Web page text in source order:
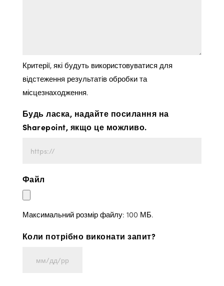
Критерії, які будуть використовуватися для
відстеження результатів обробки та
місцезнаходження.
Будь ласка, надайте посилання на
Sharepoint, якщо це можливо.
Файл
Максимальний розмір файлу: 100 МБ.
Коли потрібно виконати запит?
ММ